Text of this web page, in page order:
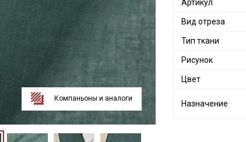
Компаньоны и аналоги
Артикул
Вид отреза
Тип ткани
Рисунок
Цвет
Назначение